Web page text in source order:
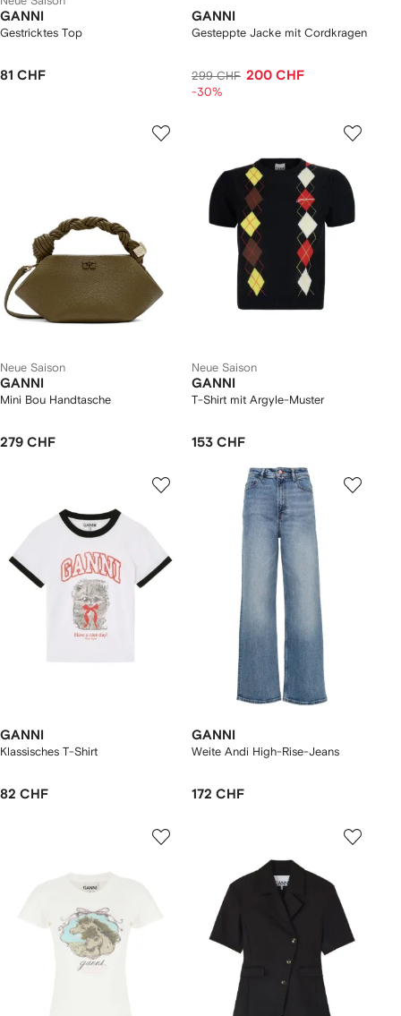
GANNI
Gestricktes Top
81 CHF
GANNI
Gesteppte Jacke mit Cordkragen
299 CHF 200 CHF
-30%
Neue Saison
GANNI
Mini Bou Handtasche
279 CHF
Neue Saison
GANNI
T-Shirt mit Argyle-Muster
153 CHF
GANNI
Klassisches T-Shirt
82 CHF
GANNI
Weite Andi High-Rise-Jeans
172 CHF